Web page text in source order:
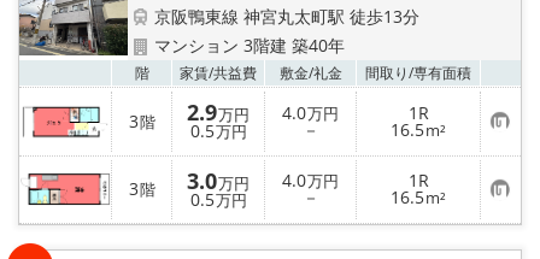
路線·駅から探す
IT重説について
スタッフ紹介
賃貸管理の北白川店
京阪鴨東線 神宮丸太町駅 徒歩13分
マンション 3階建 築40年
階 家賃/共益費 敷金/礼金 間取り/専有面積
3階 2.9万円
0.5万円
4.0万円
－
1R
16.5m² お
気
に
入
り
登
録
3階 3.0万円
0.5万円
4.0万円
－
1R
16.5m² お
気
に
入